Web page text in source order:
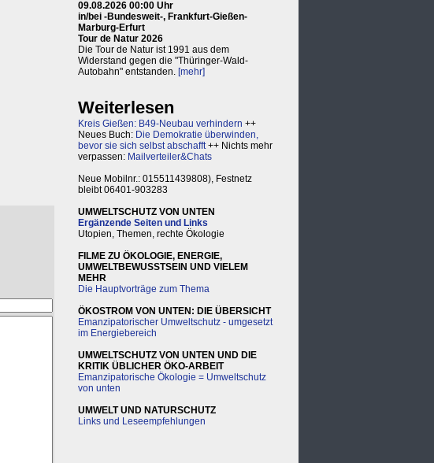
09.08.2026 00:00 Uhr
in/bei -Bundesweit-, Frankfurt-Gießen-
Marburg-Erfurt
Tour de Natur 2026
Die Tour de Natur ist 1991 aus dem
Widerstand gegen die "Thüringer-Wald-
Autobahn" entstanden. [mehr]
Weiterlesen
Kreis Gießen: B49-Neubau verhindern ++
Neues Buch: Die Demokratie überwinden,
bevor sie sich selbst abschafft++ Nichts mehr
verpassen: Mailverteiler&Chats
Neue Mobilnr.: 015511439808), Festnetz
bleibt 06401-903283
UMWELTSCHUTZ VON UNTEN
Ergänzende Seiten und Links
Utopien, Themen, rechte Ökologie
FILME ZU ÖKOLOGIE, ENERGIE,
UMWELTBEWUSSTSEIN UND VIELEM
MEHR
Die Hauptvorträge zum Thema
ÖKOSTROM VON UNTEN: DIE ÜBERSICHT
Emanzipatorischer Umweltschutz - umgesetzt
im Energiebereich
UMWELTSCHUTZ VON UNTEN UND DIE
KRITIK ÜBLICHER ÖKO-ARBEIT
Emanzipatorische Ökologie = Umweltschutz
von unten
UMWELT UND NATURSCHUTZ
Links und Leseempfehlungen